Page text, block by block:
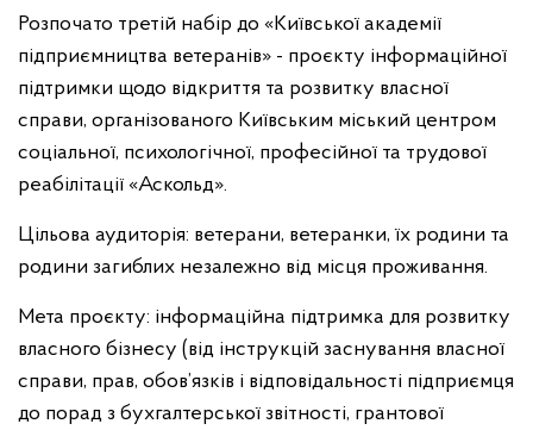
Розпочато третій набір до «Київської академії
підприємництва ветеранів» - проєкту інформаційної
підтримки щодо відкриття та розвитку власної
справи, організованого Київським міський центром
соціальної, психологічної, професійної та трудової
реабілітації «Аскольд».
Цільова аудиторія: ветерани, ветеранки, їх родини та
родини загиблих незалежно від місця проживання.
Мета проєкту: інформаційна підтримка для розвитку
власного бізнесу (від інструкцій заснування власної
справи, прав, обов’язків і відповідальності підприємця
до порад з бухгалтерської звітності, грантової